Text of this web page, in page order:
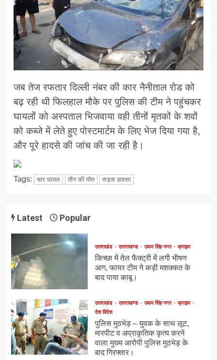
जब तेज रफतार दिल्ली नंबर की कार नैनीताल रोड को
बढ़ रही थी फिलहाल मौके पर पुलिस की टीम ने पहुंचकर
घायलों को अस्पताल भिजवाया वही तीनों मृतकों के शवों
को कब्जे में लेते हुए पोस्टमार्टम के लिए भेज दिया गया है,
और पूरे हादसे की जांच की जा रही है।
Tags: चार घायल तीन की मौत सड़क हादसा
Latest Popular
उत्तराखंड उत्तराखण्ड उधम सिंह नगर क्राइम
किच्छा में तेल फैक्ट्री में लगी भीषण
आग, फायर टीम ने कड़ी मशक्कत के
बाद पाया काबू।
उत्तराखंड उत्तराखण्ड उधम सिंह नगर
क्राइम
देश विदेश
पुलिस मुठभेड़ – युवक के साथ लूट,
मारपीट व अप्राकृतिक कृत्य करने
वाला मुख्य आरोपी पुलिस मुठभेड़ के
बाद गिरफ्तार।